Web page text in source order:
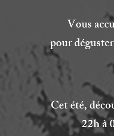
Vous
pour
Cet été,
22h à